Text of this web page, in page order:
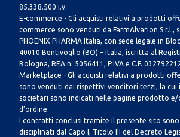
85.338.500 i.v.
E-commerce - Gli acquisti relativi a prodotti
commerce sono venduti da FarmAlvarion S.r.l.,
PHOENIX PHARMA Italia, con sede legale in
40010 Bentivoglio (BO) – Italia, iscritta al
Bologna, REA n. 5056411, P.IVA e C.F.
Marketplace - Gli acquisti relativi a prodotti
sono venduti dai rispettivi venditori terzi, la cui
societari sono indicati nelle pagine prodotto
d’ordine.
I contratti conclusi tramite il presente sito
disciplinati dal Capo I, Titolo III del Decreto